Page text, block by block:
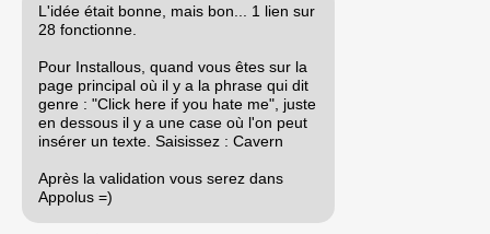
L'idée était bonne, mais bon... 1 lien sur
28 fonctionne.
Pour Installous, quand vous êtes sur la
page principal où il y a la phrase qui dit
genre : "Click here if you hate me", juste
en dessous il y a une case où l'on peut
insérer un texte. Saisissez : Cavern
Après la validation vous serez dans
Appolus =)